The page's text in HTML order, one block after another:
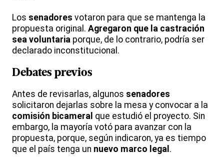
Los senadores votaron para que se mantenga la
propuesta original. Agregaron que la castración
sea voluntaria porque, de lo contrario, podría ser
declarado inconstitucional.
Debates previos
Antes de revisarlas, algunos senadores
solicitaron dejarlas sobre la mesa y convocar a la
comisión bicameral que estudió el proyecto. Sin
embargo, la mayoría votó para avanzar con la
propuesta, porque, según indicaron, ya es tiempo
que el país tenga un nuevo marco legal .